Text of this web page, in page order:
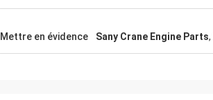
Mettre en évidence Sany Crane Engine Parts,